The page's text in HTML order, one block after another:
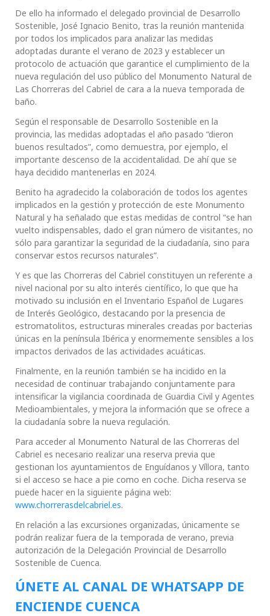
De ello ha informado el delegado provincial de Desarrollo
Sostenible, José Ignacio Benito, tras la reunión mantenida
por todos los implicados para analizar las medidas
adoptadas durante el verano de 2023 y establecer un
protocolo de actuación que garantice el cumplimiento de la
nueva regulación del uso público del Monumento Natural de
Las Chorreras del Cabriel de cara a la nueva temporada de
baño.
Según el responsable de Desarrollo Sostenible en la
provincia, las medidas adoptadas el año pasado “dieron
buenos resultados”, como demuestra, por ejemplo, el
importante descenso de la accidentalidad. De ahí que se
haya decidido mantenerlas en 2024.
Benito ha agradecido la colaboración de todos los agentes
implicados en la gestión y protección de este Monumento
Natural y ha señalado que estas medidas de control “se han
vuelto indispensables, dado el gran número de visitantes, no
sólo para garantizar la seguridad de la ciudadanía, sino para
conservar estos recursos naturales”.
Y es que las Chorreras del Cabriel constituyen un referente a
nivel nacional por su alto interés científico, lo que que ha
motivado su inclusión en el Inventario Español de Lugares
de Interés Geológico, destacando por la presencia de
estromatolitos, estructuras minerales creadas por bacterias
únicas en la península Ibérica y enormemente sensibles a los
impactos derivados de las actividades acuáticas.
Finalmente, en la reunión también se ha incidido en la
necesidad de continuar trabajando conjuntamente para
intensificar la vigilancia coordinada de Guardia Civil y Agentes
Medioambientales, y mejora la información que se ofrece a
la ciudadanía sobre la nueva regulación.
Para acceder al Monumento Natural de las Chorreras del
Cabriel es necesario realizar una reserva previa que
gestionan los ayuntamientos de Enguídanos y Víllora, tanto
si el acceso se hace a pie como en coche. Dicha reserva se
puede hacer en la siguiente página web:
www.chorrerasdelcabriel.es.
En relación a las excursiones organizadas, únicamente se
podrán realizar fuera de la temporada de verano, previa
autorización de la Delegación Provincial de Desarrollo
Sostenible de Cuenca.
ÚNETE AL CANAL DE WHATSAPP DE
ENCIENDE CUENCA